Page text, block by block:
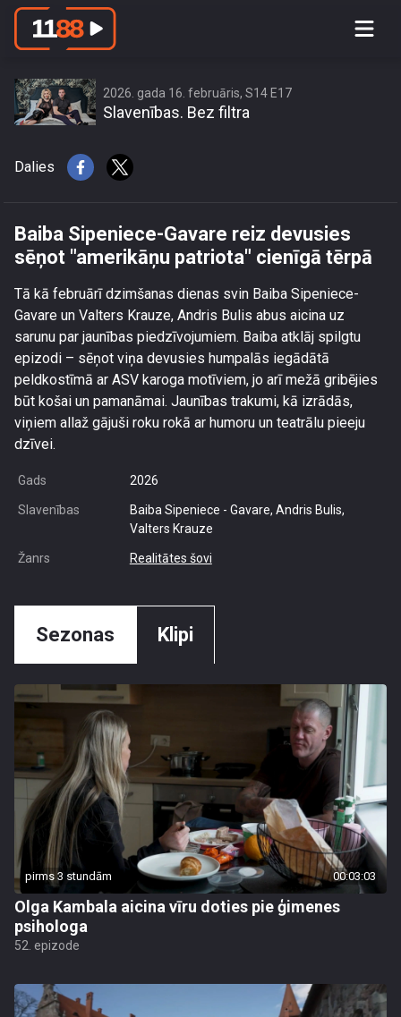
Baiba Sipeniece-Gavare reiz devusies
2026. gada 16. februāris, S14 E17
Slavenības. Bez filtra
Dalies
Baiba Sipeniece-Gavare reiz devusies
sēņot "amerikāņu patriota" cienīgā tērpā
Tā kā februārī dzimšanas dienas svin Baiba Sipeniece-
Gavare un Valters Krauze, Andris Bulis abus aicina uz
sarunu par jaunības piedzīvojumiem. Baiba atklāj spilgtu
epizodi – sēņot viņa devusies humpalās iegādātā
peldkostīmā ar ASV karoga motīviem, jo arī mežā gribējies
būt košai un pamanāmai. Jaunības trakumi, kā izrādās,
viņiem allaž gājuši roku rokā ar humoru un teatrālu pieeju
dzīvei.
Gads 2026
Slavenības
Baiba Sipeniece - Gavare, Andris Bulis,
Valters Krauze
Žanrs Realitātes šovi
Sezonas Klipi
pirms 3 stundām 00:03:03
Olga Kambala aicina vīru doties pie ģimenes
psihologa
52. epizode